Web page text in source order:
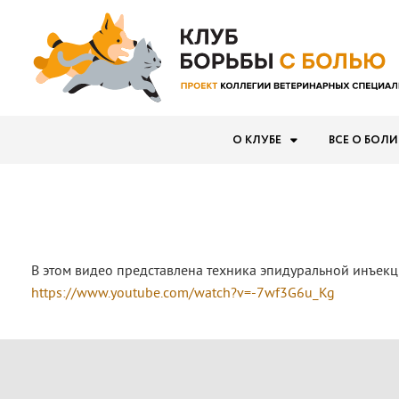
О КЛУБЕ ВСЕ О БОЛИ
В этом видео представлена техника эпидуральной
https://www.youtube.com/watch?v=-7wf3G6u_Kg